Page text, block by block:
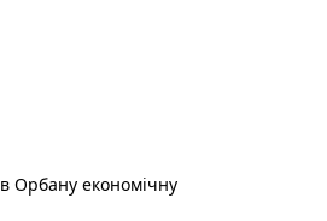
Орбану економічну